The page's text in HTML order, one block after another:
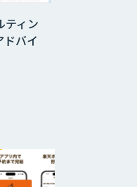
ティン
バイ